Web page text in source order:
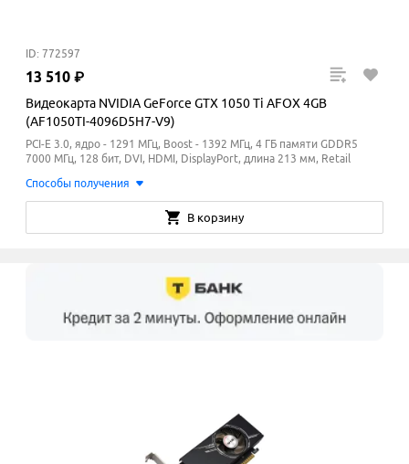
ID: 772597
13 510 ₽
Видеокарта NVIDIA GeForce GTX 1050 Ti AFOX 4GB
(AF1050TI-4096D5H7-V9)
PCI-E 3.0, ядро - 1291 МГц, Boost - 1392 МГц, 4 ГБ памяти GDDR5
7000 МГц, 128 бит, DVI, HDMI, DisplayPort, длина 213 мм, Retail
Способы получения
В корзину